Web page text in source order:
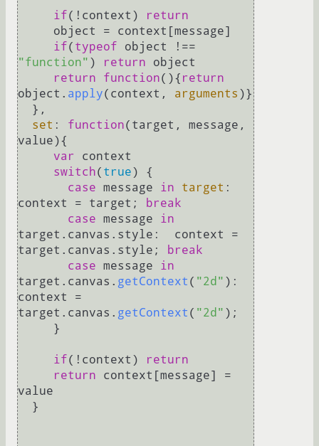
if(!context)
return
if( typeof
"function" ) return object
return
function( ){ return
object. apply(context, arguments )}
set : function( target, message,
value){
var
context
switch( true) {
case message in target :
context = target;
break
case message in
target. canvas . style :  context =
target. canvas . style ;
break
case message in
target. canvas . getContext ( "2d" ):
context =
target. canvas . getContext ( "2d" );
if(!context)
return
return context[message] =
value